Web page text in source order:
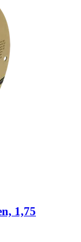
1,75